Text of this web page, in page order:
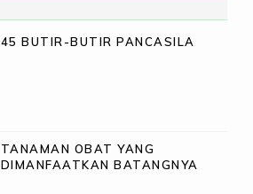
45 BUTIR-BUTIR PANCASILA
TANAMAN OBAT YANG
DIMANFAATKAN BATANGNYA